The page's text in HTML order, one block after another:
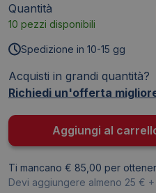
Quantità
10 pezzi disponibili
Spedizione in 10-15 gg
Acquisti in grandi quantità?
Richiedi un'offerta
Aggiungi al
Ti mancano € 85,00 per
Devi aggiungere almeno 25 €